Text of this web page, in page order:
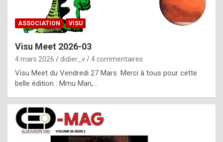
p
l
c
h
ASSOCIATION VISU
Visu Meet 2026-03
4 mars 2026 didier_v 4 commentaires
Visu Meet du Vendredi 27 Mars. Merci à tous pour cette
belle édition : Mmu Man,…